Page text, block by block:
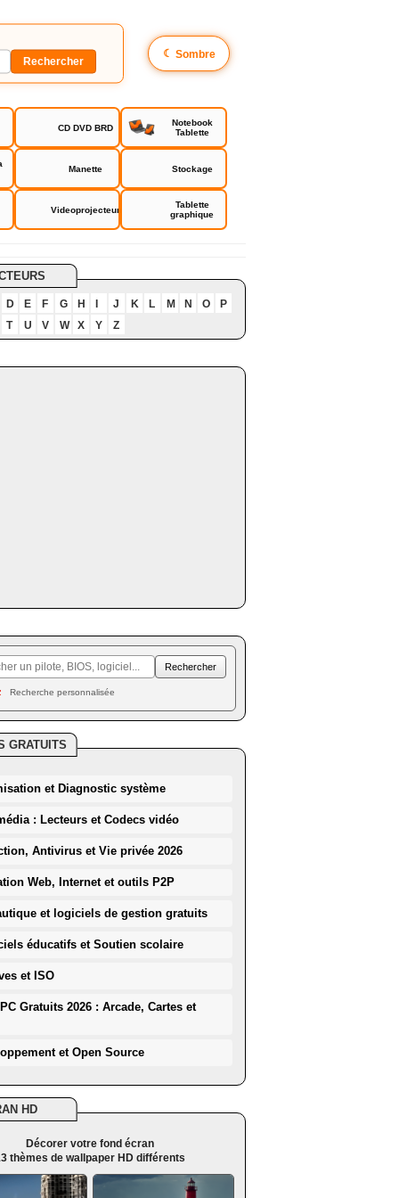
☾ Sombre
CD DVD BRD
Notebook
Tablette
Manette Stockage
Videoprojecteur
Tablette
graphique
D E F G H J K L M N O
P
T
U V W X Y Z
Recherche personnalisée
GRATUITS
et Diagnostic système
: Lecteurs et Codecs vidéo
Antivirus et Vie privée 2026
Web, Internet et outils P2P
et logiciels de gestion gratuits
éducatifs et Soutien scolaire
et ISO
Gratuits 2026 : Arcade, Cartes et
et Open Source
HD
Décorer votre fond écran
thèmes de wallpaper HD différents